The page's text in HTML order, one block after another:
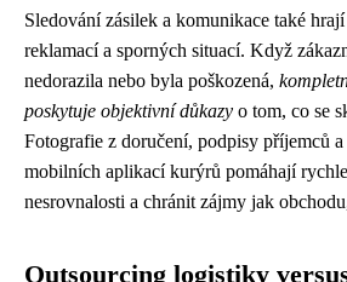
Sledování zásilek a komunikace také
reklamací a sporných situací. Když
nedorazila nebo byla poškozená,
poskytuje objektivní důkazy o tom, co se
Fotografie z doručení, podpisy příjemců
mobilních aplikací kurýrů pomáhají
nesrovnalosti a chránit zájmy jak
Outsourcing logistiky